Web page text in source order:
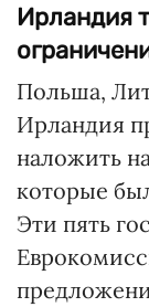
Ирландия
Польша,
Ирландия
наложить
которые
Эти пять